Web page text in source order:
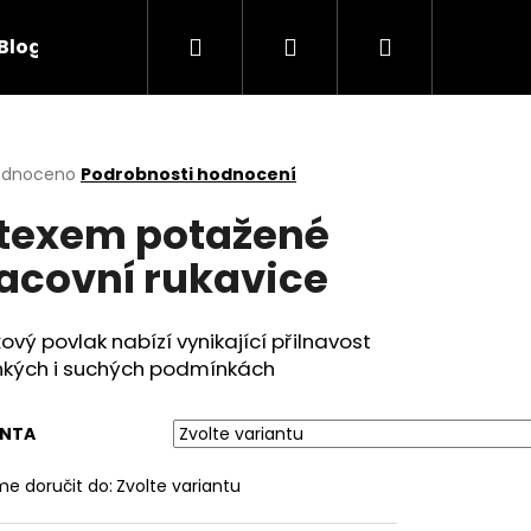
Obchodní podmínky Kontakty
Hledat PřihlášeníNákupní
Podrobnosti hodnocení
potažené
rukavice
povlak nabízí vynikající přilnavost
i suchých podmínkách
doručit do: Zvolte variantu